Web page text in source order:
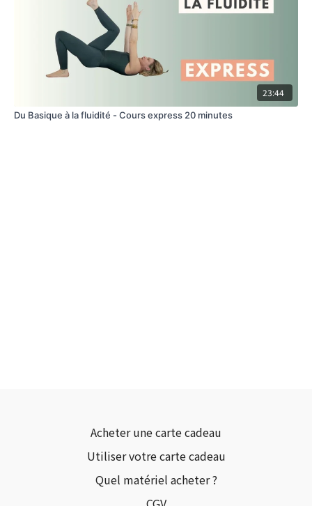
23:44
Du Basique à la fluidité - Cours express 20 minutes
Acheter une carte cadeau
Utiliser votre carte cadeau
Quel matériel acheter ?